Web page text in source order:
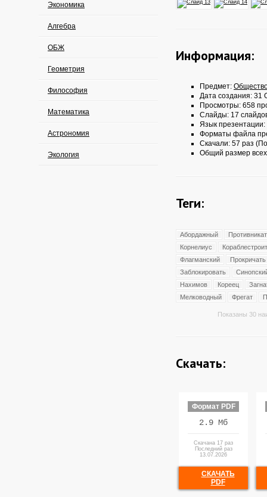
Экономика
Алгебра
ОБЖ
Геометрия
Философия
Математика
Астрономия
Экология
Информация:
Предмет:
Дата создания: 31
Просмотры: 658
Слайды: 17
Язык презентации:
Форматы файла
Скачали: 57 раз
Общий размер
Теги:
Абордажный
Корнелиус
Флагманский
Прокричать
Заблокировать
Нахимов
Кореец
Мелководный
Фрегат
Показаны 30
Скачать:
Формат PDF
2.9 Мб
Скачана 17 раз
Последний раз
13.07.2026
СКАЧАТЬ
PDF